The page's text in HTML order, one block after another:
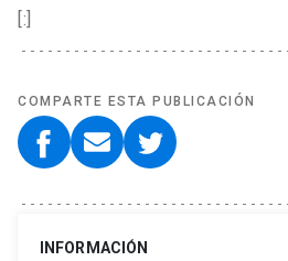
[:]
COMPARTE ESTA PUBLICACIÓN
INFORMACIÓN